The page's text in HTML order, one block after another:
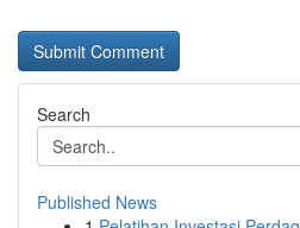
Search
Published News